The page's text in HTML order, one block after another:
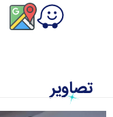
تصاویر